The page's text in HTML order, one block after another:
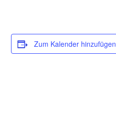
E
A
Zum Kalender hinzufügen